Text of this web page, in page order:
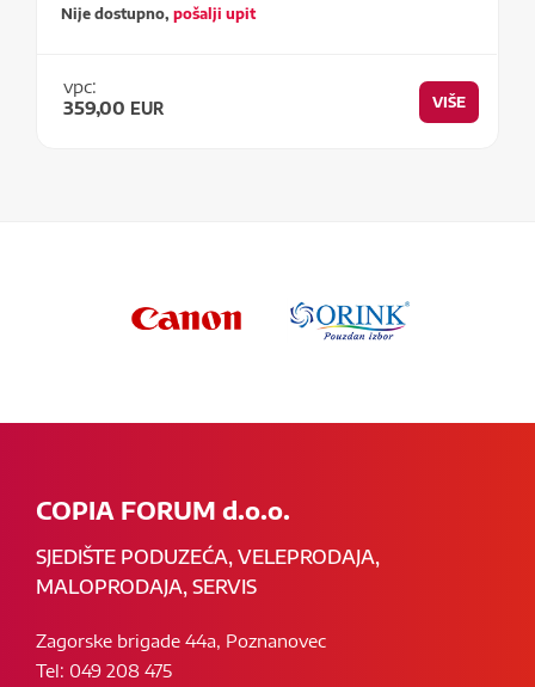
Nije dostupno,pošalji upit
vpc:
359,00 EUR VIŠE
COPIA FORUM d.o.o.
SJEDIŠTE PODUZEĆA, VELEPRODAJA,
MALOPRODAJA, SERVIS
Zagorske brigade 44a, Poznanovec
Tel: 049 208 475